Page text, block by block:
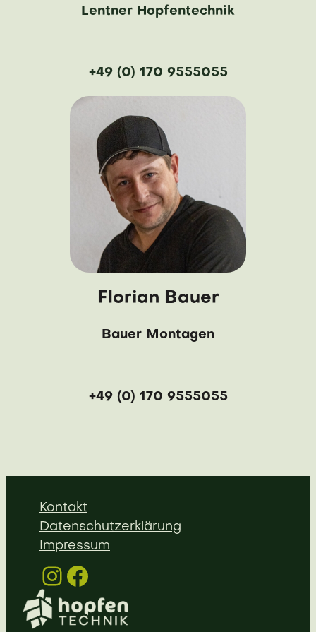
Lentner Hopfentechnik
+49 (0) 170 9555055
Florian Bauer
Bauer Montagen
+49 (0) 170 9555055
Kontakt
Datenschutzerklärung
Impressum
Instagram Facebook